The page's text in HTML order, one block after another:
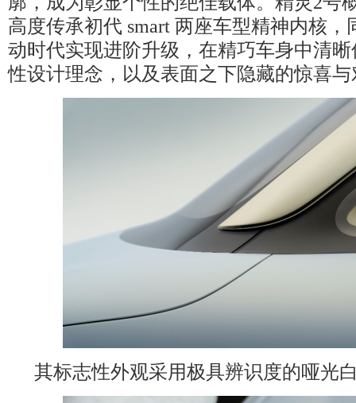
高度传承初代 smart 两座车型精神内核，
动时代实现进阶升级，在精巧车身中清晰
性设计理念，以及表面之下隐藏的惊喜
其标志性外观采用极具辨识度的哑光